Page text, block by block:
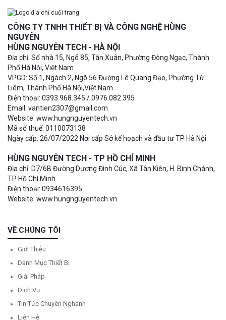
CÔNG TY TNHH THIẾT BỊ VÀ CÔNG NGHỆ HÙNG
NGUYÊN
HÙNG NGUYÊN TECH - HÀ NỘI
Địa chỉ: Số nhà 15, Ngõ 85, Tân Xuân, Phường Đông Ngạc, Thành
Phố Hà Nội, Việt Nam
VPGD: Số 1, Ngách 2, Ngõ 56 Đường Lê Quang Đạo, Phường Từ
Liêm, Thành Phố Hà Nội,Việt Nam
Điện thoại: 0393.968.345 / 0976.082.395
Email: vantien2307@gmail.com
Website: www.hungnguyentech.vn
Mã số thuế: 0110073138
Ngày cấp: 26/07/2022 Nơi cấp Sở kế hoạch và đầu tư TP Hà Nội
HÙNG NGUYÊN TECH - TP HỒ CHÍ MINH
Địa chỉ: D7/6B Đường Dương Đình Cúc, Xã Tân Kiên, H. Bình Chánh,
TP Hồ Chí Minh
Điện thoại: 0934616395
Website: www.hungnguyentech.vn
VỀ CHÚNG TÔI
Giới Thiệu
Danh Mục Thiết Bị
Giải Pháp
Dịch Vụ
Tin Tức Chuyên Nghành
Liên Hệ